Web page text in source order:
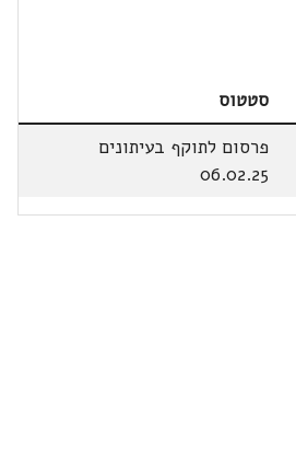
סטטוס
פרסום לתוקף בעיתונים
06.02.25